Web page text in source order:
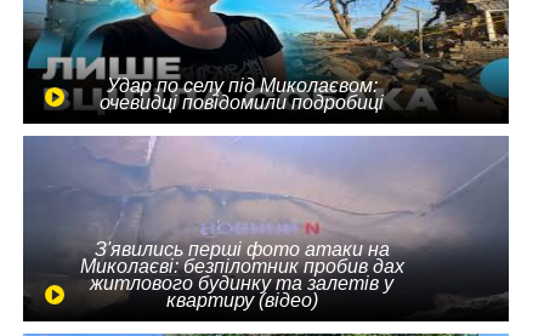
Удар по селу під Миколаєвом:
очевидці повідомили подробиці
З'явились перші фото атаки на
Миколаєві: безпілотник пробив дах
житлового будинку та залетів у
квартиру (відео)